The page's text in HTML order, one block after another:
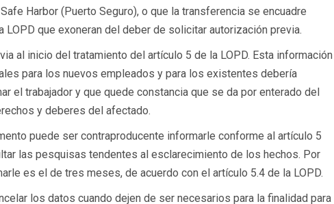
Harbor (Puerto Seguro), o que la transferencia se encuadre
que exoneran del deber de solicitar autorización previa.
al inicio del tratamiento del artículo 5 de la LOPD. Esta información
para los nuevos empleados y para los existentes debería
el trabajador y que quede constancia que se da por enterado del
y deberes del afectado.
puede ser contraproducente informarle conforme al artículo 5
las pesquisas tendentes al esclarecimiento de los hechos. Por
es el de tres meses, de acuerdo con el artículo 5.4 de la LOPD.
los datos cuando dejen de ser necesarios para la finalidad para